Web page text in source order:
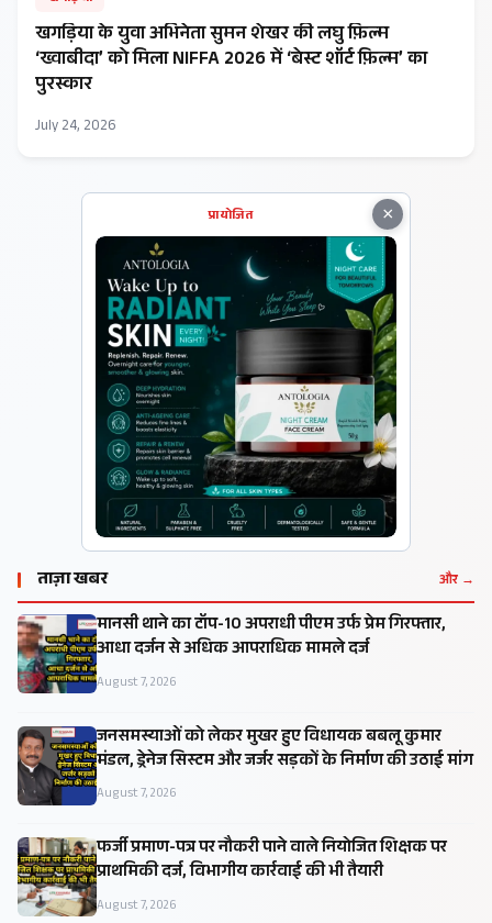
खगड़िया के युवा अभिनेता सुमन शेखर की लघु फ़िल्म
‘ख्वाबीदा’ को मिला NIFFA 2026 में ‘बेस्ट शॉर्ट फ़िल्म’ का
पुरस्कार
July 24, 2026
×
प्रायोजित
ताज़ा खबर और →
मानसी थाने का टॉप-10 अपराधी पीएम उर्फ प्रेम गिरफ्तार,
आधा दर्जन से अधिक आपराधिक मामले दर्ज
August 7, 2026
जनसमस्याओं को लेकर मुखर हुए विधायक बबलू कुमार
मंडल, ड्रेनेज सिस्टम और जर्जर सड़कों के निर्माण की उठाई मांग
August 7, 2026
फर्जी प्रमाण-पत्र पर नौकरी पाने वाले नियोजित शिक्षक पर
प्राथमिकी दर्ज, विभागीय कार्रवाई की भी तैयारी
August 7, 2026